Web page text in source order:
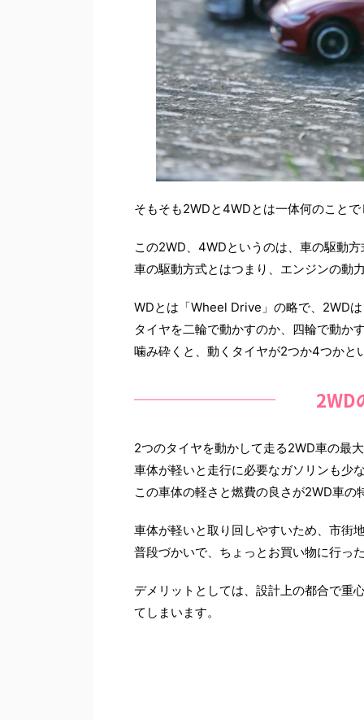
そもそも2WDと4WDとは一体何のこと
この2WD、4WDというのは、車の駆動
車の駆動方式とはつまり、エンジンの動
WDとは「Wheel Drive」の略で、2WD
タイヤを二輪で動かすのか、四輪で動か
噛み砕くと、動くタイヤが2つか4つかと
2WD
2つのタイヤを動かして走る2WD車の最
車体が軽いと走行に必要なガソリンも少
この車体の軽さと燃費の良さが2WD車の
車体が軽いと取り回しやすいため、市街
普段づかいで、ちょっとお買い物に行っ
デメリットとしては、設計上の都合で重
てしまいます。